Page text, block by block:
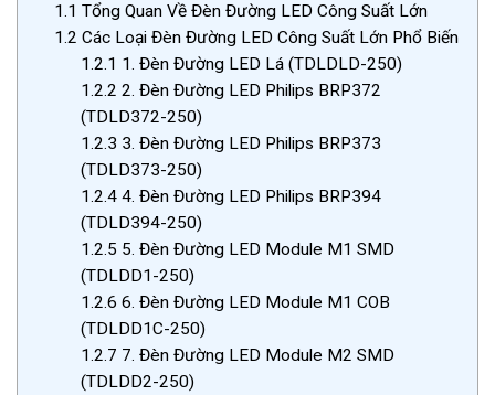
1.1 Tổng Quan Về Đèn Đường LED Công Suất Lớn
1.2 Các Loại Đèn Đường LED Công Suất Lớn Phổ Biến
1.2.1 1. Đèn Đường LED Lá (TDLDLD-250)
1.2.2 2. Đèn Đường LED Philips BRP372
(TDLD372-250)
1.2.3 3. Đèn Đường LED Philips BRP373
(TDLD373-250)
1.2.44. Đèn Đường LED Philips BRP394
(TDLD394-250)
1.2.5 5. Đèn Đường LED Module M1 SMD
(TDLDD1-250)
1.2.6 6. Đèn Đường LED Module M1 COB
(TDLDD1C-250)
1.2.7 7. Đèn Đường LED Module M2 SMD
(TDLDD2-250)